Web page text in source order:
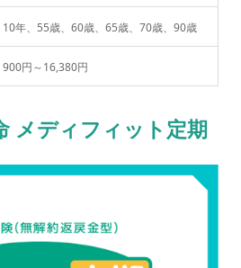
10年、55歳、60歳、65歳、70歳、90歳
900円～16,380円
メディフィット定期